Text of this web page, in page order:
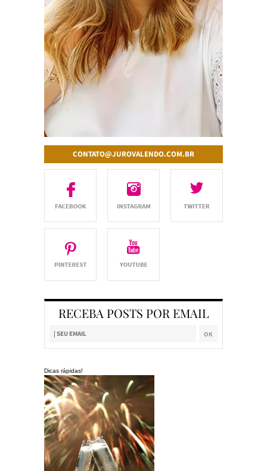
CONTATO@JUROVALENDO.COM.BR
RECEBA POSTS POR EMAIL
Dicas rápidas!